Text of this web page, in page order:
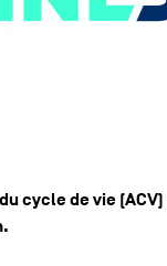
cycle de vie